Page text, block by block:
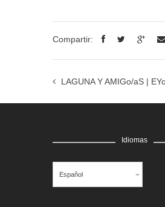
Compartir:
LAGUNA Y AMIGo/aS |
Idiomas
Español